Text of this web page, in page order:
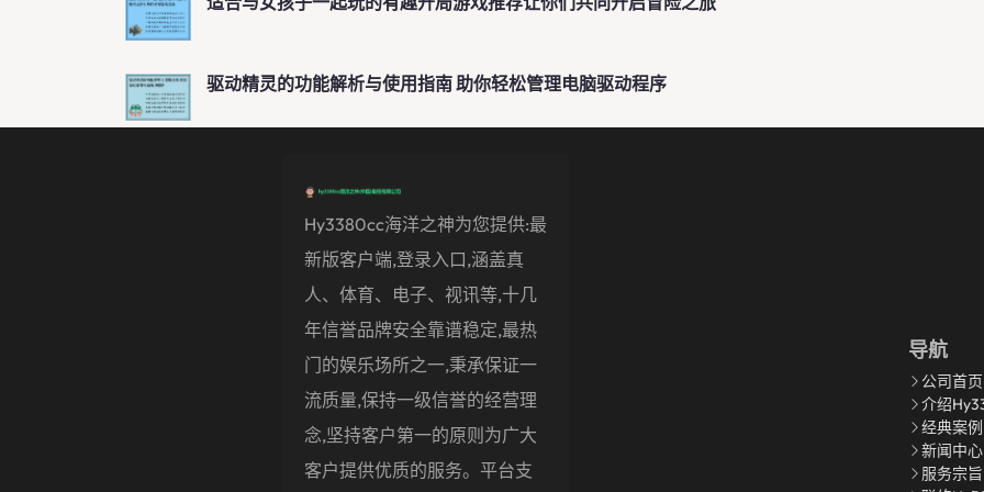
驱动精灵的功能解析与使用指南 助你轻松管理电脑驱动程序
Hy3380cc海洋之神为您提供:最
新版客户端,登录入口,涵盖真
人、体育、电子、视讯等,十几
年信誉品牌安全靠谱稳定,最热
门的娱乐场所之一,秉承保证一
流质量,保持一级信誉的经营理
念,坚持客户第一的原则为广大
客户提供优质的服务。平台支
导航
公司首页
介绍
经典案例
新闻中心
服务宗旨